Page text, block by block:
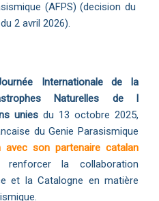
(AFPS) (decision du
2 avril 2026).
Internationale de la
Naturelles de l
uniesdu 13 octobre 2025,
du Genie Parasismique
avec son partenaire catalan
la collaboration
et la Catalogne en matière